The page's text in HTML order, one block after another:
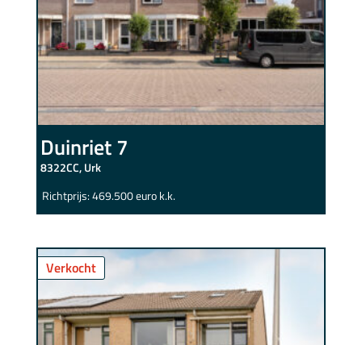
Duinriet 7
8322CC, Urk
Richtprijs: 469.500 euro k.k.
Verkocht